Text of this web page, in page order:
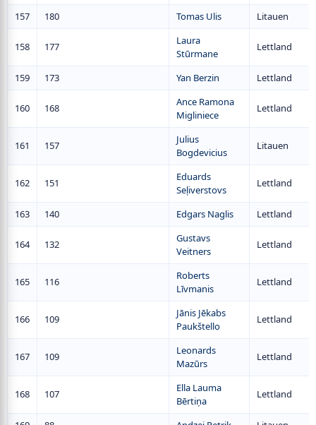
157 180 Tomas Ulis Litauen
158 177
Laura
Stūrmane
Lettland
159 173 Yan Berzin Lettland
160 168
Ance Ramona
Migliniece
Lettland
161 157
Julius
Bogdevicius
Litauen
162 151
Eduards
Seļiverstovs
Lettland
163 140 Edgars Naglis Lettland
164 132
Gustavs
Veitners
Lettland
165 116
Roberts
Līvmanis
Lettland
166 109
Jānis Jēkabs
Paukštello
Lettland
167 109
Leonards
Mazūrs
Lettland
168 107
Ella Lauma
Bērtiņa
Lettland